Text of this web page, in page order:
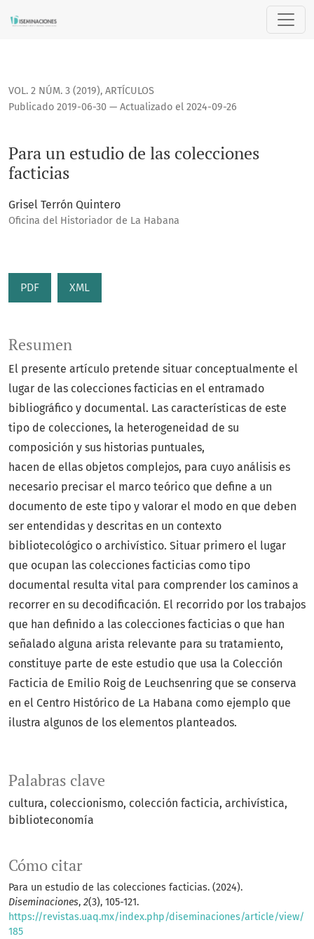
VOL. 2 NÚM. 3 (2019), ARTÍCULOS
Para un estudio de las colecciones
facticias
Publicado 2019-06-30 — Actualizado el 2024-09-26
Grisel Terrón Quintero
Oficina del Historiador de La Habana
PDF XML
Palabras clave
cultura coleccionismo colección facticia archivística
biblioteconomía
Cómo citar
Para un estudio de las colecciones facticias. (2024).
Diseminaciones, 2(3), 105-121.
https://revistas.uaq.mx/index.php/diseminaciones/article/view/
185
Resumen
El presente artículo pretende situar conceptualmente el
lugar de las colecciones facticias en el entramado
bibliográfico y documental. Las características de este
tipo de colecciones, la heterogeneidad de su
composición y sus historias puntuales,
hacen de ellas objetos complejos, para cuyo análisis es
necesario precisar el marco teórico que define a un
documento de este tipo y valorar el modo en que deben
ser entendidas y descritas en un contexto
bibliotecológico o archivístico. Situar primero el lugar
que ocupan las colecciones facticias como tipo
documental resulta vital para comprender los caminos a
recorrer en su decodificación. El recorrido por los trabajos
que han definido a las colecciones facticias o que han
señalado alguna arista relevante para su tratamiento,
constituye parte de este estudio que usa la Colección
Facticia de Emilio Roig de Leuchsenring que se conserva
en el Centro Histórico de La Habana como ejemplo que
ilustra algunos de los elementos planteados.